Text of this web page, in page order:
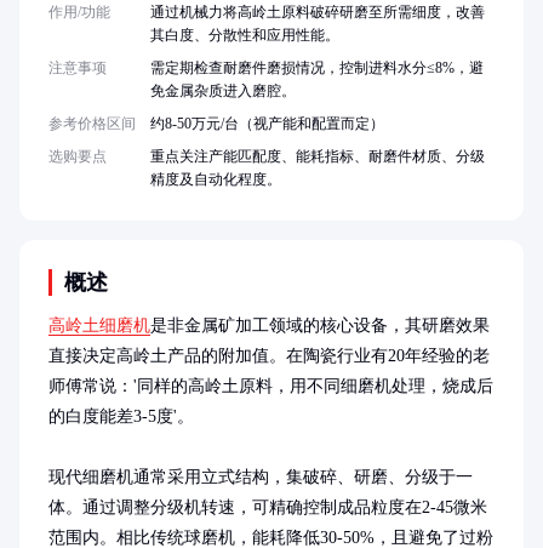
概述
高岭土细磨机是非金属矿加工领域的核心设备，其研磨效果
直接决定高岭土产品的附加值。在陶瓷行业有20年经验的老
师傅常说：'同样的高岭土原料，用不同细磨机处理，烧成后
的白度能差3-5度'。
现代细磨机通常采用立式结构，集破碎、研磨、分级于一
体。通过调整分级机转速，可精确控制成品粒度在2-45微米
范围内。相比传统球磨机，能耗降低30-50%，且避免了过粉
作用/功能
通过机械力将高岭土原料破碎研磨至所需细度，改善
其白度、分散性和应用性能。
注意事项
需定期检查耐磨件磨损情况，控制进料水分≤8%，避
免金属杂质进入磨腔。
参考价格区间
约8-50万元/台（视产能和配置而定）
选购要点
重点关注产能匹配度、能耗指标、耐磨件材质、分级
精度及自动化程度。